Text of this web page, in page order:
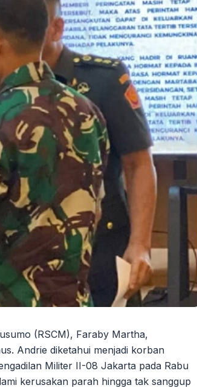
(RSCM), Faraby Martha,
Andrie diketahui menjadi korban
Militer II-08 Jakarta pada Rabu
kerusakan parah hingga tak sanggup